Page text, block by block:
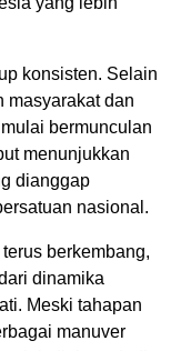
konsisten. Selain
masyarakat dan
bermunculan
menunjukkan
dianggap
nasional.
berkembang,
dinamika
Meski tahapan
manuver